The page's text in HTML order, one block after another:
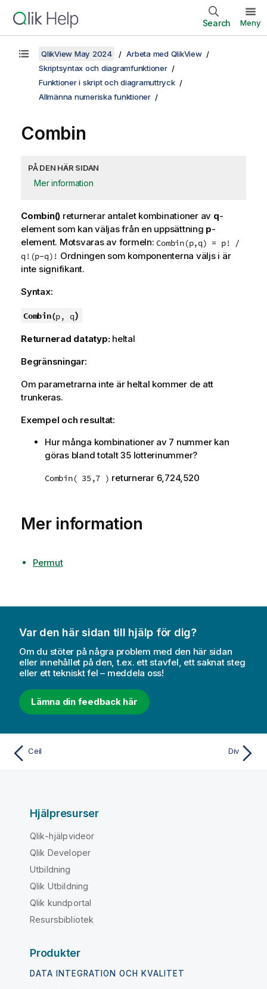
Search Meny
QlikView May 2024
Arbeta med QlikView
Skriptsyntax och diagramfunktioner
Funktioner i skript och diagramuttryck
Allmänna numeriska funktioner
Combin
PÅ DEN HÄR SIDAN
Mer information
Combin() returnerar antalet kombinationer av q-
element som kan väljas från en uppsättning p-
element. Motsvaras av formeln: Combin(p,q) = p! /
q!(p-q)! Ordningen som komponenterna väljs i är
inte signifikant.
Syntax:
Combin(p, q)
Returnerad datatyp: heltal
Begränsningar:
Om parametrarna inte är heltal kommer de att
trunkeras.
Exempel och resultat:
Hur många kombinationer av 7 nummer kan
göras bland totalt 35 lotterinummer?
Combin( 35,7 ) returnerar 6,724,520
Mer information
Permut
Var den här sidan till hjälp för dig?
Om du stöter på några problem med den här sidan
eller innehållet på den, t.ex. ett stavfel, ett saknat steg
eller ett tekniskt fel – meddela oss!
Lämna din feedback här
Ceil Div
Hjälpresurser
Qlik-hjälpvideor
Qlik Developer
Utbildning
Qlik Utbildning
Qlik kundportal
Resursbibliotek
Produkter
DATA INTEGRATION OCH KVALITET